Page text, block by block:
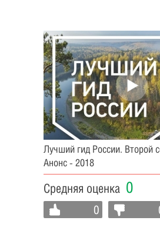
Лучший гид России. Второй
Анонс - 2018
Средняя оценка 0
0